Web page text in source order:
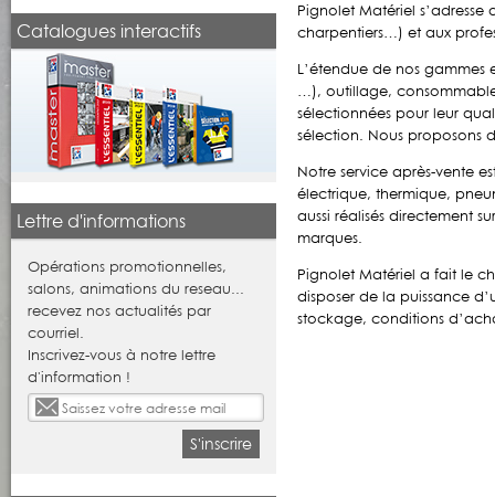
Pignolet Matériel
charpentiers…) et aux
L’étendue de nos gammes
…), outillage,
sélectionnées pour leur
sélection. Nous proposons
Notre service après-vente
électrique, thermique,
aussi réalisés directement
marques.
Pignolet Matériel a fait le
disposer de la puissance
stockage, conditions
Catalogues interactifs
Lettre d'informations
Opérations promotionnelles,
salons, animations du reseau...
recevez nos actualités par
courriel.
Inscrivez-vous à notre lettre
d'information !
S'inscrire